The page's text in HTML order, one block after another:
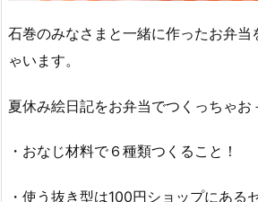
石巻のみなさまと一緒に作ったお弁当
ゃいます。
夏休み絵日記をお弁当でつくっちゃお
・おなじ材料で６種類つくること！
・使う抜き型は100円ショップにある